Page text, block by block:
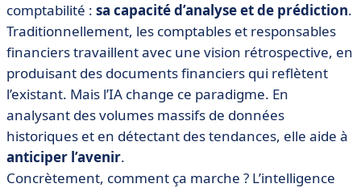
comptabilité : sa capacité d’analyse et de prédiction.
Traditionnellement, les comptables et responsables
financiers travaillent avec une vision rétrospective, en
produisant des documents financiers qui reflètent
l’existant. Mais l’IA change ce paradigme. En
analysant des volumes massifs de données
historiques et en détectant des tendances, elle aide à
anticiper l’avenir.
Concrètement, comment ça marche ? L’intelligence